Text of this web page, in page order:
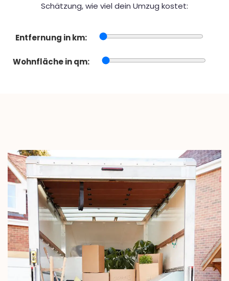
Schätzung, wie viel dein Umzug kostet:
Entfernung in km:
Wohnfläche in qm: